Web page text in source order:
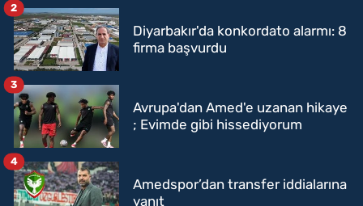
Diyarbakır'da konkordato alarmı: 8
firma başvurdu
2
Avrupa'dan Amed'e uzanan hikaye
; Evimde gibi hissediyorum
3
Amedspor’dan transfer iddialarına
yanıt
4